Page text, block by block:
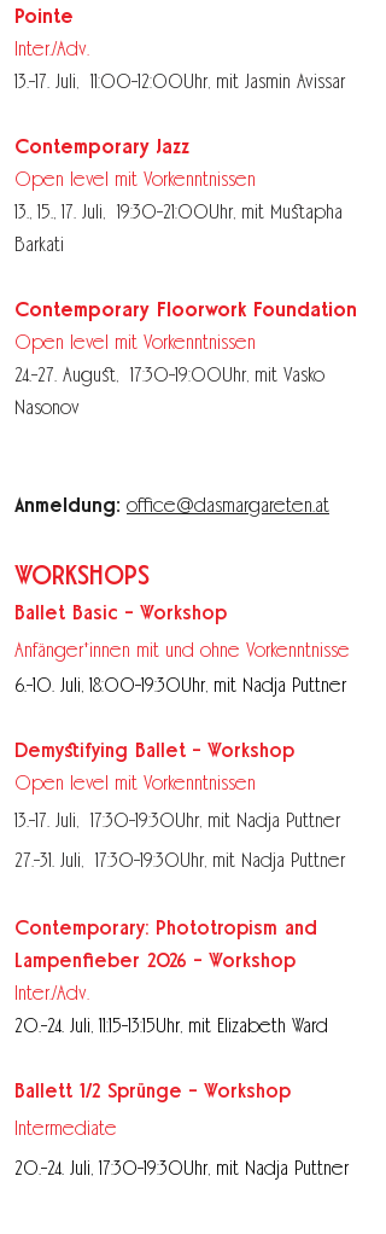
Pointe
Inter./Adv.
13.-17. Juli, 11:00-12:00Uhr, mit Jasmin Avissar
Contemporary Jazz
Open level mit Vorkenntnissen
13., 15., 17. Juli, 19:30-21:00Uhr, mit Mustapha
Barkati
Contemporary Floorwork Foundation
Open level mit Vorkenntnissen
24.-27. August, 17:30-19:00Uhr, mit Vasko
Nasonov
Anmeldung: office@dasmargareten.at
WORKSHOPS
Ballet Basic - Workshop
Anfänger*innen mit und ohne Vorkenntnisse
6.-10. Juli, 18:00-19:30Uhr, mit Nadja Puttner
Demystifying Ballet - Workshop
Open level mit Vorkenntnissen
13.-17. Juli, 17:30-19:30Uhr, mit Nadja Puttner
27.-31. Juli, 17:30-19:30Uhr, mit Nadja Puttner
Contemporary: Phototropism and
Lampenfieber 2026 - Workshop
Inter./Adv.
20.-24. Juli, 11:15-13:15Uhr, mit Elizabeth Ward
Ballett 1/2 Sprünge - Workshop
Intermediate
20.-24. Juli, 17:30-19:30Uhr, mit Nadja Puttner